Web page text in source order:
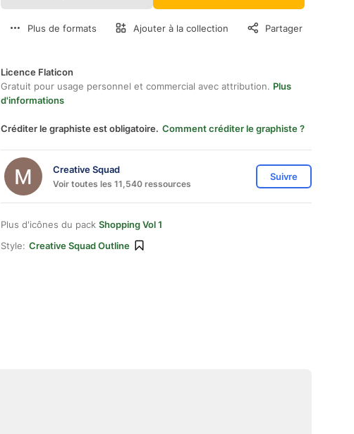
Plus de formats Ajouter à la collection Partager
Licence Flaticon
Gratuit pour usage personnel et commercial avec attribution. Plus
d'informations
Créditer le graphiste est obligatoire. Comment créditer le graphiste ?
Creative Squad
Voir toutes les 11,540 ressources
Suivre
Plus d'icônes du pack Shopping Vol 1
Style: Creative Squad Outline